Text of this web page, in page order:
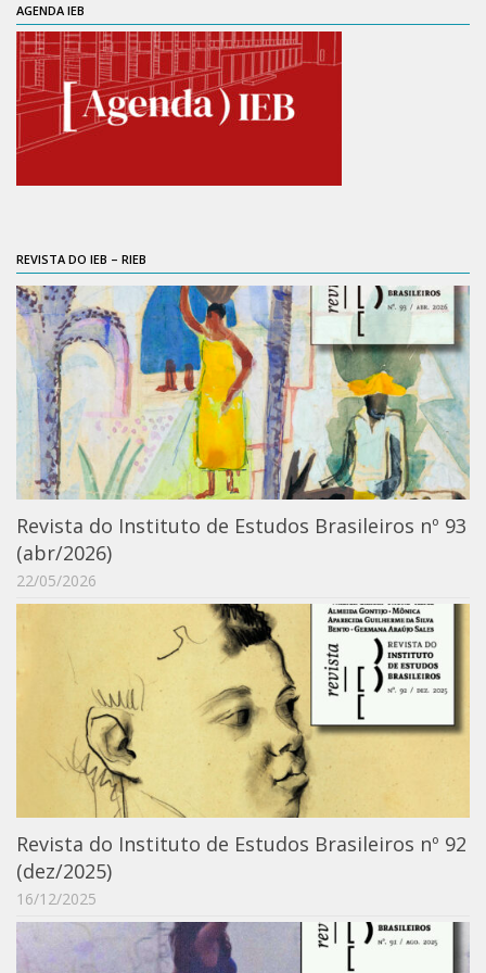
Contratos
PCA
Divisão Administrativa Financeira
Arquivo
Sobre
Catálogo on-line
Consulta/Normas
Ações e Parcerias
Eventos
6º CIEAMP
Exposições
Movimentos Estudantis
Biblioteca
Sobre
Biblioteca Digital
Dedalus
Mecila
Red BAALC
Tutoriais
Coleção de Artes Visuais
AGENDA IEB
REVISTA DO IEB – RIEB
Revista do Instituto de Estudos Brasileiros nº 93
(abr/2026)
22/05/2026
Revista do Instituto de Estudos Brasileiros nº 92
(dez/2025)
16/12/2025